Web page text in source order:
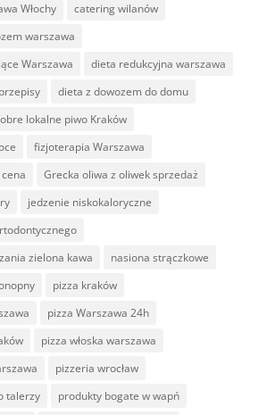
Włochy
catering wilanów
warszawa
Warszawa
dieta redukcyjna warszawa
dieta z dowozem do domu
lokalne piwo Kraków
fizjoterapia Warszawa
Grecka oliwa z oliwek sprzedaż
jedzenie niskokaloryczne
zielona kawa
nasiona strączkowe
pizza kraków
pizza Warszawa 24h
pizza włoska warszawa
pizzeria wrocław
talerzy
produkty bogate w wapń